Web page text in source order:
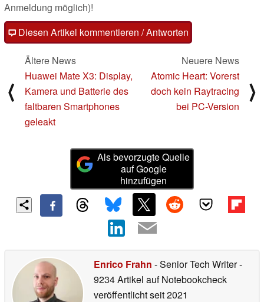
Anmeldung möglich)!
Diesen Artikel kommentieren / Antworten
⟨
Ältere News
Huawei Mate X3: Display,
Kamera und Batterie des
faltbaren Smartphones
geleakt
Neuere News
Atomic Heart: Vorerst
doch kein Raytracing
bei PC-Version
⟩
Als bevorzugte Quelle
auf Google
hinzufügen
Enrico Frahn - Senior Tech Writer-
9234 Artikel auf Notebookcheck
veröffentlichtseit 2021